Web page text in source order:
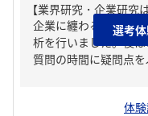
【業界研究・企業研究
企業に纏わるあらゆ
析を行いました。後
質問の時間に疑問点
選考体
体